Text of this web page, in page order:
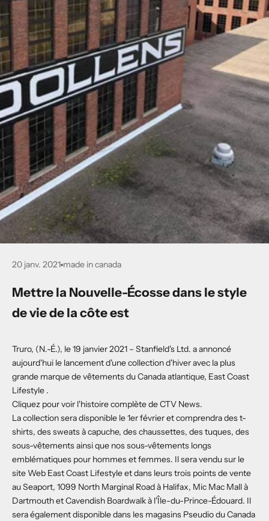
20 janv. 2021 made in canada
Mettre la Nouvelle-Écosse dans le style
de vie de la côte est
Truro, (N.-É.), le 19 janvier 2021 – Stanfield's Ltd. a annoncé
aujourd'hui le lancement d'une collection d'hiver avec la plus
grande marque de vêtements du Canada atlantique, East Coast
Lifestyle .
Cliquez pour voir l'histoire complète de CTV News.
La collection sera disponible le 1er février et comprendra des t-
shirts, des sweats à capuche, des chaussettes, des tuques, des
sous-vêtements ainsi que nos sous-vêtements longs
emblématiques pour hommes et femmes. Il sera vendu sur le
site Web East Coast Lifestyle et dans leurs trois points de vente
au Seaport, 1099 North Marginal Road à Halifax, Mic Mac Mall à
Dartmouth et Cavendish Boardwalk à l'Île-du-Prince-Édouard. Il
sera également disponible dans les magasins Pseudio du Canada